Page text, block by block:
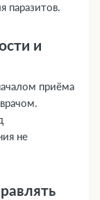
паразитов.
и
приёма
не